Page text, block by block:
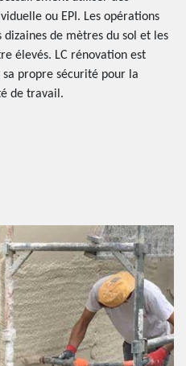
ou EPI. Les opérations
de mètres du sol et les
élevés. LC rénovation est
sa propre sécurité pour la
de travail.